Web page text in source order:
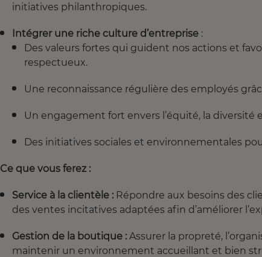
initiatives philanthropiques.
Intégrer une riche culture d’entreprise :
Des valeurs fortes qui guident nos actions et
respectueux.
Une reconnaissance régulière des employés
Un engagement fort envers l’équité, la diversité
Des initiatives sociales et environnementales
Ce que vous ferez :
Service à la clientèle : Répondre aux besoins des
des ventes incitatives adaptées afin d’améliorer
Gestion de la boutique : Assurer la propreté,
maintenir un environnement accueillant et bien